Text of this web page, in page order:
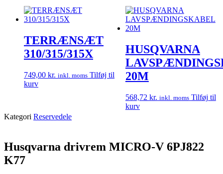
TERRÆNSÆT
310/315/315X
749,00 kr. inkl. moms Tilføj til
kurv
HUSQVARNA
20M
568,72 kr. inkl. moms Tilføj til
kurv
Kategori Reservedele
Husqvarna drivrem MICRO-V 6PJ822
K77